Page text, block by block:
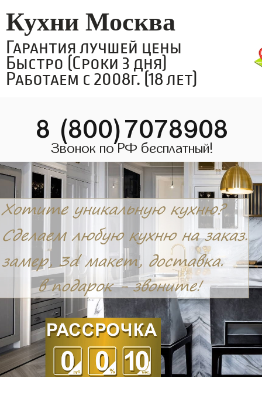
Кухни Москва
Гарантия лучшей цены
Быстро (Сроки 3 дня)
Работаем с 2008г. (18 лет)
8 (800)7078908
Звонок по РФ бесплатный!